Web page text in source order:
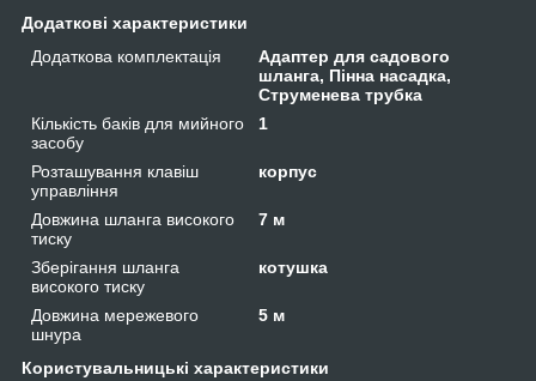
Додаткові характеристики
Додаткова комплектація
Адаптер для садового
шланга, Пінна насадка,
Струменева трубка
Кількість баків для мийного
засобу
1
Розташування клавіш
управління
корпус
Довжина шланга високого
тиску
7 м
Зберігання шланга
високого тиску
котушка
Довжина мережевого
шнура
5 м
Користувальницькі характеристики